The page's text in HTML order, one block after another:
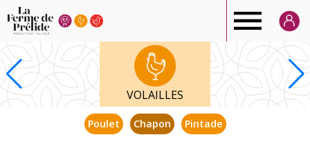
Prélide
VOLAILLES
Poulet Chapon Pintade